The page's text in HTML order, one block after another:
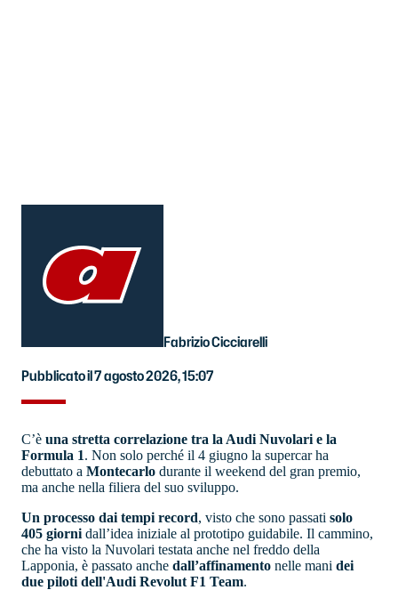
Fabrizio Cicciarelli
Pubblicato il 7 agosto 2026, 15:07
C’è una stretta correlazione tra la Audi Nuvolari e la
Formula 1. Non solo perché il 4 giugno la supercar ha
debuttato a Montecarlo durante il weekend del gran premio,
ma anche nella filiera del suo sviluppo.
Un processo dai tempi record, visto che sono passati solo
405 giorni dall’idea iniziale al prototipo guidabile. Il cammino,
che ha visto la Nuvolari testata anche nel freddo della
Lapponia, è passato anche dall’affinamento nelle mani dei
due piloti dell'Audi Revolut F1 Team.